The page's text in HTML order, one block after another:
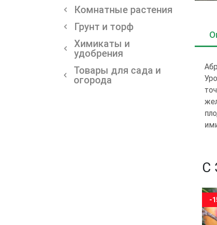
Комнатные растения
Грунт и торф
Химикаты и
удобрения
Товары для сада и
огорода
С
-